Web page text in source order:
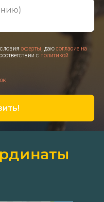
оферты, даю согласие на
с политикой